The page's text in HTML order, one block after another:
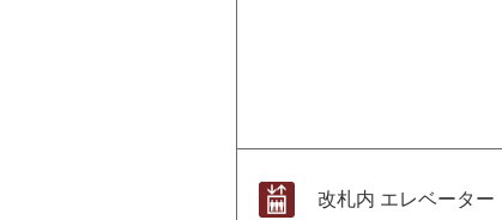
改札内 エレベーター